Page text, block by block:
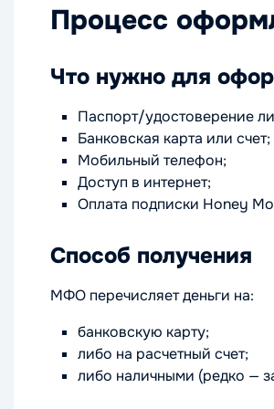
Процесс
Что нужно для
Паспорт/удостоверение
Банковская карта или счет;
Мобильный телефон;
Доступ в интернет;
Оплата подписки Honey
Способ получения
МФО перечисляет деньги на:
банковскую карту;
либо на расчетный счет;
либо наличными (редко —